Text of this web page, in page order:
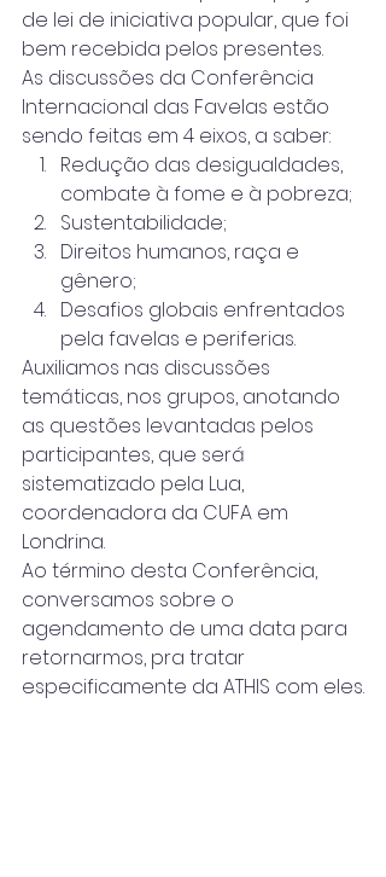
de lei de iniciativa popular, que foi
bem recebida pelos presentes.
As discussões da Conferência
Internacional das Favelas estão
sendo feitas em 4 eixos, a saber:
Redução das desigualdades,
combate à fome e à pobreza;
Sustentabilidade;
Direitos humanos, raça e
gênero;
Desafios globais enfrentados
pela favelas e periferias.
Auxiliamos nas discussões
temáticas, nos grupos, anotando
as questões levantadas pelos
participantes, que será
sistematizado pela Lua,
coordenadora da CUFA em
Londrina.
Ao término desta Conferência,
conversamos sobre o
agendamento de uma data para
retornarmos, pra tratar
especificamente da ATHIS com eles.